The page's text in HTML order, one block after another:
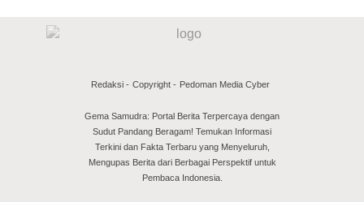
Redaksi Copyright Pedoman Media Cyber
Gema Samudra: Portal Berita Terpercaya dengan
Sudut Pandang Beragam! Temukan Informasi
Terkini dan Fakta Terbaru yang Menyeluruh,
Mengupas Berita dari Berbagai Perspektif untuk
Pembaca Indonesia.